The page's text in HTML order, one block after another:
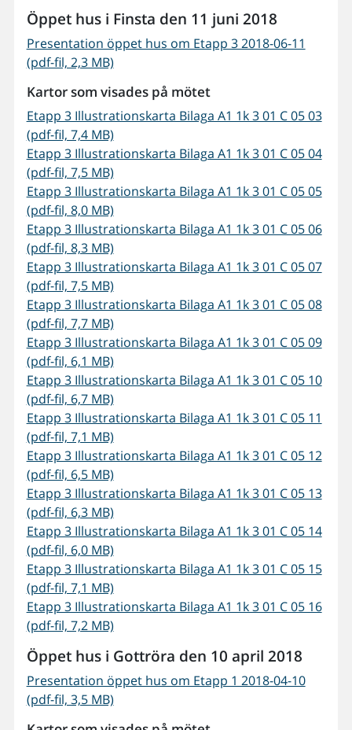
Öppet hus i Finsta den 11 juni 2018
Presentation öppet hus om Etapp 3 2018-06-11
(pdf-fil, 2,3 MB)
Kartor som visades på mötet
Etapp 3 Illustrationskarta Bilaga A1 1k 3 01 C 05 03
(pdf-fil, 7,4 MB)
Etapp 3 Illustrationskarta Bilaga A1 1k 3 01 C 05 04
(pdf-fil, 7,5 MB)
Etapp 3 Illustrationskarta Bilaga A1 1k 3 01 C 05 05
(pdf-fil, 8,0 MB)
Etapp 3 Illustrationskarta Bilaga A1 1k 3 01 C 05 06
(pdf-fil, 8,3 MB)
Etapp 3 Illustrationskarta Bilaga A1 1k 3 01 C 05 07
(pdf-fil, 7,5 MB)
Etapp 3 Illustrationskarta Bilaga A1 1k 3 01 C 05 08
(pdf-fil, 7,7 MB)
Etapp 3 Illustrationskarta Bilaga A1 1k 3 01 C 05 09
(pdf-fil, 6,1 MB)
Etapp 3 Illustrationskarta Bilaga A1 1k 3 01 C 05 10
(pdf-fil, 6,7 MB)
Etapp 3 Illustrationskarta Bilaga A1 1k 3 01 C 05 11
(pdf-fil, 7,1 MB)
Etapp 3 Illustrationskarta Bilaga A1 1k 3 01 C 05 12
(pdf-fil, 6,5 MB)
Etapp 3 Illustrationskarta Bilaga A1 1k 3 01 C 05 13
(pdf-fil, 6,3 MB)
Etapp 3 Illustrationskarta Bilaga A1 1k 3 01 C 05 14
(pdf-fil, 6,0 MB)
Etapp 3 Illustrationskarta Bilaga A1 1k 3 01 C 05 15
(pdf-fil, 7,1 MB)
Etapp 3 Illustrationskarta Bilaga A1 1k 3 01 C 05 16
(pdf-fil, 7,2 MB)
Öppet hus i Gottröra den 10 april 2018
Presentation öppet hus om Etapp 1 2018-04-10
(pdf-fil, 3,5 MB)